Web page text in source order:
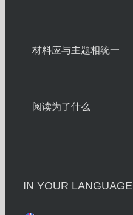
材料应与主题相统一
阅读为了什么
IN YOUR LANGUAGE